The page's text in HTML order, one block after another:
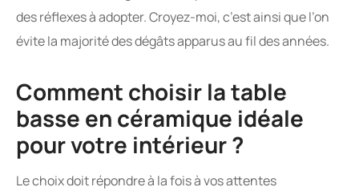
des réflexes à adopter. Croyez-moi, c’est ainsi que l’on
évite la majorité des dégâts apparus au fil des années.
Comment choisir la table
basse en céramique idéale
pour votre intérieur ?
Le choix doit répondre à la fois à vos attentes